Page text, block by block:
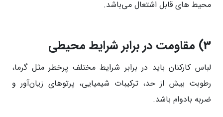
محیط های قابل اشتعال می‌باشد.
3) مقاومت در برابر شرایط محیطی
لباس کارکنان باید در برابر شرایط مختلف پر‌خطر مثل گرما،
رطوبت بیش از حد، ترکیبات شیمیایی، پرتو‌های زیان‌آور و
ضربه بادوام باشد.